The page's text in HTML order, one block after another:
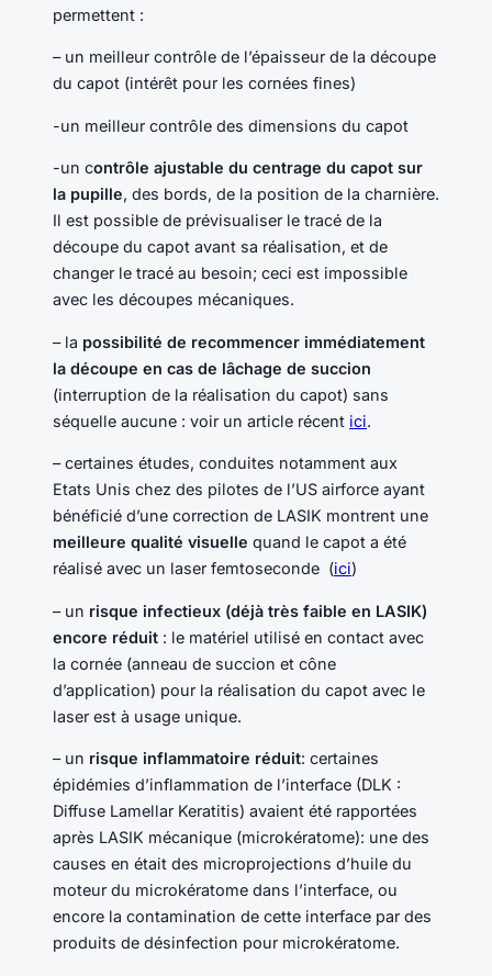
permettent :
– un meilleur contrôle de l’épaisseur de la découpe
du capot (intérêt pour les cornées fines)
-un meilleur contrôle des dimensions du capot
-un contrôle ajustable du centrage du capot sur
la pupille, des bords, de la position de la charnière.
Il est possible de prévisualiser le tracé de la
découpe du capot avant sa réalisation, et de
changer le tracé au besoin; ceci est impossible
avec les découpes mécaniques.
– la possibilité de recommencer immédiatement
la découpe en cas de lâchage de succion
(interruption de la réalisation du capot) sans
séquelle aucune : voir un article récent ici.
– certaines études, conduites notamment aux
Etats Unis chez des pilotes de l’US airforce ayant
bénéficié d’une correction de LASIK montrent une
meilleure qualité visuelle quand le capot a été
réalisé avec un laser femtoseconde (ici)
– un risque infectieux (déjà très faible en LASIK)
encore réduit : le matériel utilisé en contact avec
la cornée (anneau de succion et cône
d’application) pour la réalisation du capot avec le
laser est à usage unique.
– un risque inflammatoire réduit: certaines
épidémies d’inflammation de l’interface (DLK :
Diffuse Lamellar Keratitis) avaient été rapportées
après LASIK mécanique (microkératome): une des
causes en était des microprojections d’huile du
moteur du microkératome dans l’interface, ou
encore la contamination de cette interface par des
produits de désinfection pour microkératome.